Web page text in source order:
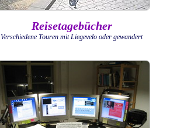
Reisetagebücher
Verschiedene Touren mit Liegevelo oder gewandert